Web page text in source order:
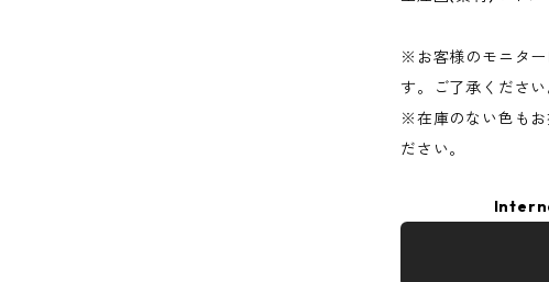
※お客様のモニタ
す。ご了承ください
※在庫のない色もお
ださい。